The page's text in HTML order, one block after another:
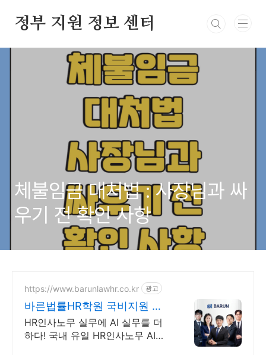
정부 지원 정보 센터
체불임금 대처법 : 사장님과 싸
우기 전 확인 사항
https://www.barunlawhr.co.kr 광고
바른법률HR학원 국비지원 교
육과정
HR인사노무 실무에 AI 실무를 더
하다! 국내 유일 HR인사노무 AI활